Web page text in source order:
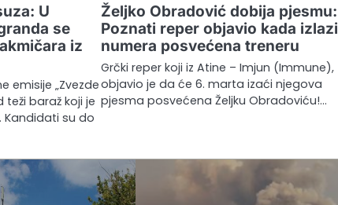
U
se
iz
emisije „Zvezde
teži baraž koji je
Kandidati su do
Željko Obradović dobija pjesmu:
Poznati reper objavio kada izlazi
numera posvećena treneru
Grčki reper koji iz Atine – Imjun (Immune),
objavio je da će 6. marta izaći njegova
pjesma posvećena Željku Obradoviću!…